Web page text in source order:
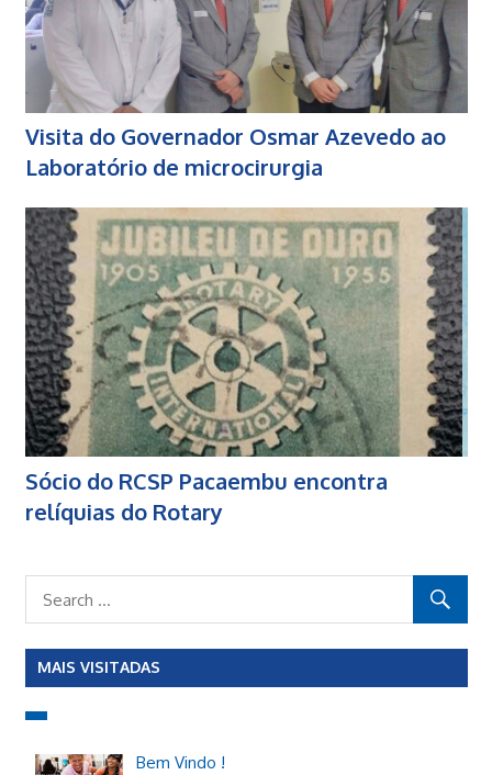
Visita do Governador Osmar Azevedo ao
Laboratório de microcirurgia
Sócio do RCSP Pacaembu encontra
relíquias do Rotary
MAIS VISITADAS
Bem Vindo !